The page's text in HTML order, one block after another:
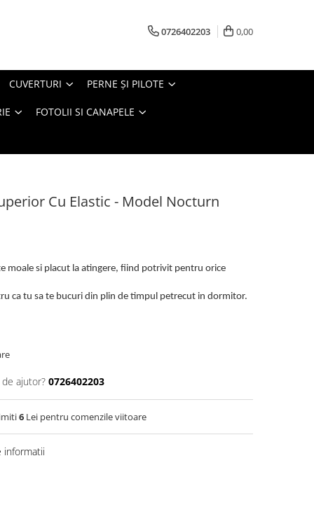
0726402203 0,00
CUVERTURI PERNE ŞI PILOTE
FOTOLII SI CANAPELE
Cu Elastic - Model Nocturn
moale si placut la atingere, fiind potrivit pentru orice
ca tu sa te bucuri din plin de timpul petrecut in dormitor.
ajutor? 0726402203
6 Lei pentru comenzile viitoare
informatii